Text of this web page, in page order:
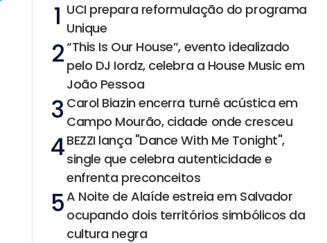
1 UCI prepara reformulação do programa
Unique
2“This Is Our House”, evento idealizado
pelo DJ Iordz, celebra a House Music em
João Pessoa
3 Carol Biazin encerra turnê acústica em
Campo Mourão, cidade onde cresceu
4BEZZI lança "Dance With Me Tonight",
single que celebra autenticidade e
enfrenta preconceitos
5A Noite de Alaíde estreia em Salvador
ocupando dois territórios simbólicos da
cultura negra